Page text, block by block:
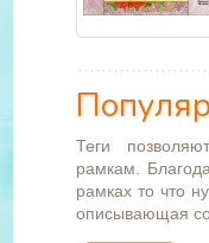
Теги
рамкам.
рамках то что
описывающая